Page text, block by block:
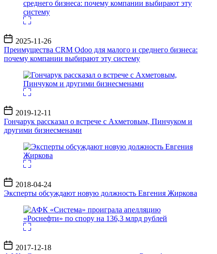
Дата
записи
2025-11-26
Преимущества CRM Odoo для малого и среднего бизнеса:
почему компании выбирают эту систему
Дата
записи
2019-12-11
Гончарук рассказал о встрече с Ахметовым, Пинчуком и
другими бизнесменами
Дата
записи
2018-04-24
Эксперты обсуждают новую должность Евгения Жиркова
Дата2017-12-18